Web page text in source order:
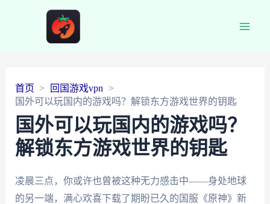
首页
回国游戏vpn
国外可以玩国内的游戏吗？解锁东方游戏世界的钥匙
国外可以玩国内的游戏吗？
解锁东方游戏世界的钥匙
凌晨三点，你或许也曾被这种无力感击中——身处地球
的另一端，满心欢喜下载了期盼已久的国服《原神》新